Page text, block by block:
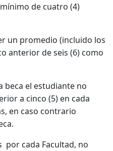
de cuatro (4)
un promedio (incluido los
anterior de seis (6) como
beca el estudiante no
a cinco (5) en cada
en caso contrario
por cada Facultad, no